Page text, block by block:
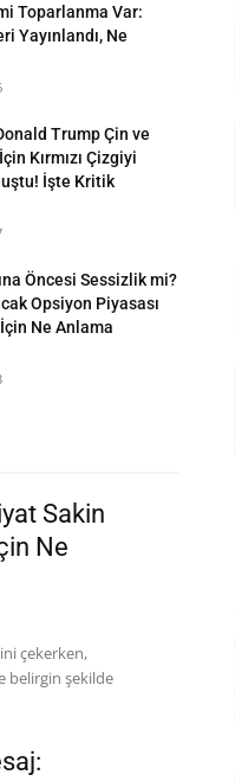
Toparlanma Var:
Yayınlandı, Ne
Trump Çin ve
Kırmızı Çizgiyi
İşte Kritik
Öncesi Sessizlik mi?
Opsiyon Piyasası
Ne Anlama
Sakin
Ne
çekerken,